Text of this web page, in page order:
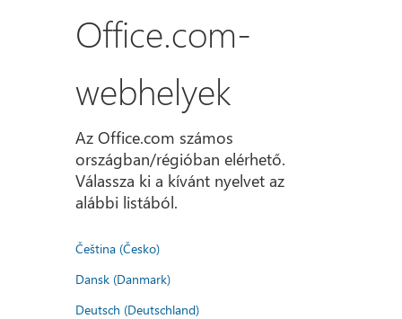
Office.com-
webhelyek
Az Office.com számos
országban/régióban elérhető.
Válassza ki a kívánt nyelvet az
alábbi listából.
Čeština (Česko)
Dansk (Danmark)
Deutsch (Deutschland)